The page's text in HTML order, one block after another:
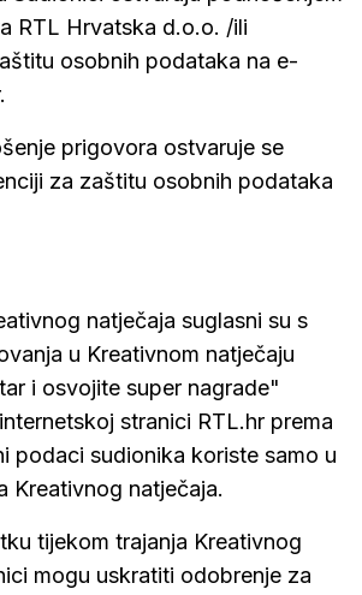
RTL Hrvatska d.o.o. /ili
osobnih podataka na e-
prigovora ostvaruje se
za zaštitu osobnih podataka
natječaja suglasni su s
u Kreativnom natječaju
i osvojite super nagrade"
stranici RTL.hr prema
podaci sudionika koriste samo u
Kreativnog natječaja.
tijekom trajanja Kreativnog
mogu uskratiti odobrenje za